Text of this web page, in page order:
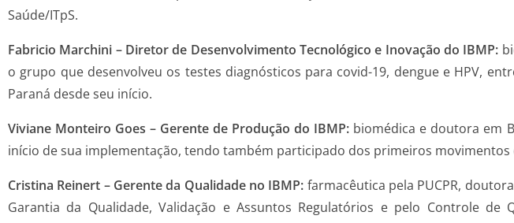
Saúde/ITpS.
Fabricio Marchini – Diretor de Desenvolvimento Tecnológico e Inovação do IBMP:
o grupo que desenvolveu os testes diagnósticos para covid-19, dengue e HPV,
Paraná desde seu início.
Viviane Monteiro Goes – Gerente de Produção do IBMP: biomédica e doutora em
início de sua implementação, tendo também participado dos primeiros movimentos
Cristina Reinert – Gerente da Qualidade no IBMP: farmacêutica pela PUCPR,
Garantia da Qualidade, Validação e Assuntos Regulatórios e pelo Controle